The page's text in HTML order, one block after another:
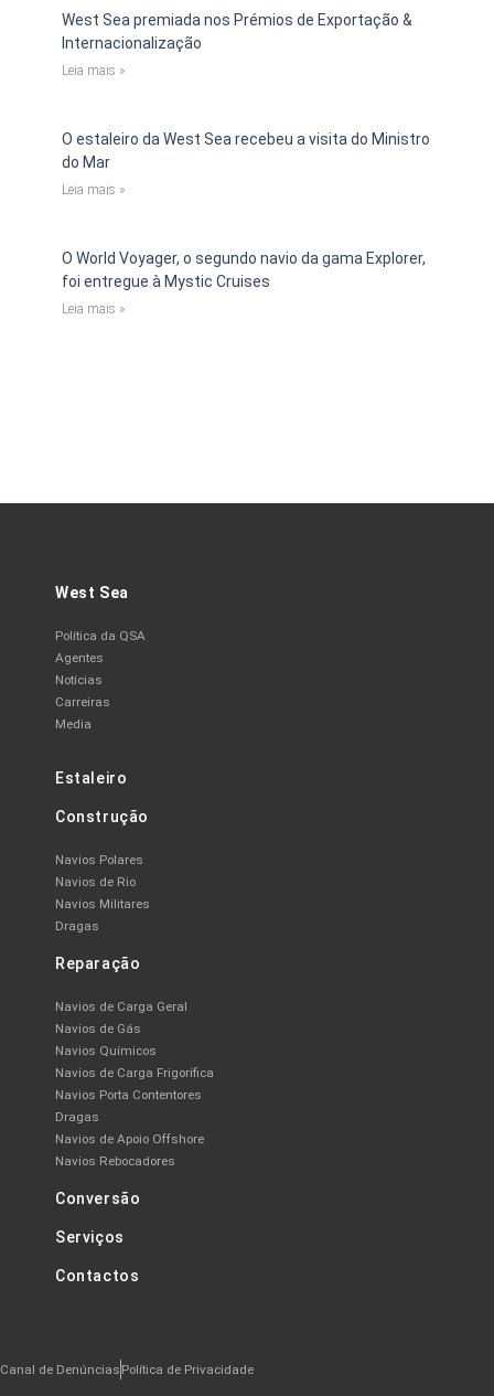
West Sea premiada nos Prémios de Exportação &
Internacionalização
Leia mais »
O estaleiro da West Sea recebeu a visita do Ministro
do Mar
Leia mais »
O World Voyager, o segundo navio da gama Explorer,
foi entregue à Mystic Cruises
Leia mais »
West Sea
Política da QSA
Agentes
Notícias
Carreiras
Media
Estaleiro
Construção
Navios Polares
Navios de Rio
Navios Militares
Dragas
Reparação
Navios de Carga Geral
Navios de Gás
Navios Químicos
Navios de Carga Frigorífica
Navios Porta Contentores
Dragas
Navios de Apoio Offshore
Navios Rebocadores
Conversão
Serviços
Contactos
Canal de Denúncias Política de Privacidade